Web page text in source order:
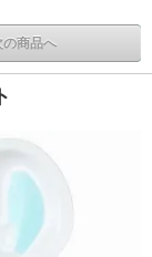
の商品へ